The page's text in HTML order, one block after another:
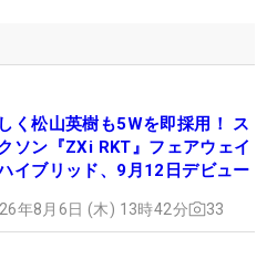
く松山英樹も5Wを即採用！ ス
ソン『ZXi RKT』フェアウェイ
イブリッド、9月12日デビュー
年8月6日 (木) 13時42分 33